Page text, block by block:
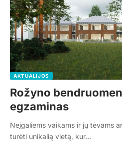
AKTUALIJOS
Rožyno
egzaminas
Neįgaliems vaikams ir jų tėvams
turėti unikalią vietą, kur…